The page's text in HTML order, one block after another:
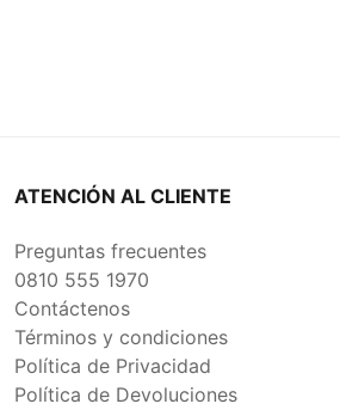
ATENCIÓN AL CLIENTE
Preguntas frecuentes
0810 555 1970
Contáctenos
Términos y condiciones
Política de Privacidad
Política de Devoluciones